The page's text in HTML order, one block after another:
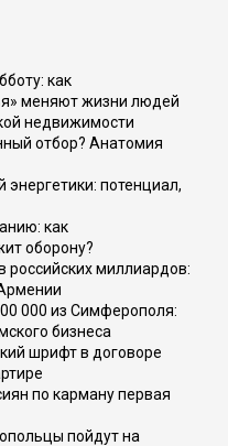
как
меняют жизни людей
недвижимости
отбор? Анатомия
энергетики: потенциал,
как
оборону?
российских миллиардов:
000 из Симферополя:
бизнеса
шрифт в договоре
по карману первая
пойдут на